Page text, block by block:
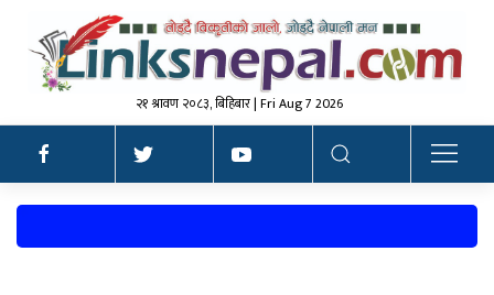
२१ श्रावण २०८३, बिहिबार | Fri Aug 7 2026